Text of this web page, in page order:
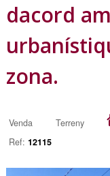
dacord
zona.
Venda Terreny
Ref: 12115